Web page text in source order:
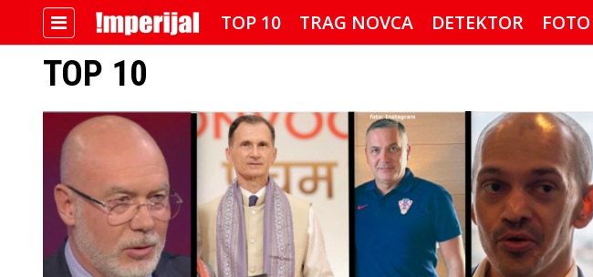
TOP 10 TRAG NOVCA DETEKTOR
IMPERIJALOVE POZNATE FACE
TOP 10